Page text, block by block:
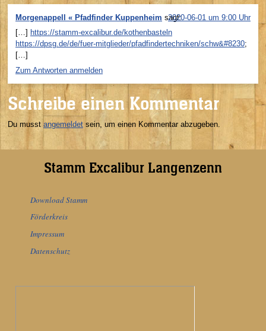
Morgenappell « Pfadfinder Kuppenheim sagt:
2020-06-01 um 9:00 Uhr
[…] https://stamm-excalibur.de/kothenbasteln
https://dpsg.de/de/fuer-mitglieder/pfadfindertechniken/schw&#8230;
[…]
Zum Antworten anmelden
Schreibe einen Kommentar
Du musst angemeldet sein, um einen Kommentar abzugeben.
Stamm Excalibur Langenzenn
Download Stamm
Förderkreis
Impressum
Datenschutz